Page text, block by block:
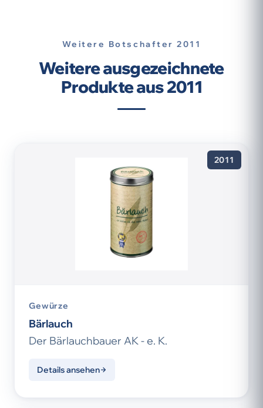
Weitere Botschafter 2011
Weitere ausgezeichnete
Produkte aus 2011
2011
Gewürze
Bärlauch
Der Bärlauchbauer AK - e. K.
Details ansehen